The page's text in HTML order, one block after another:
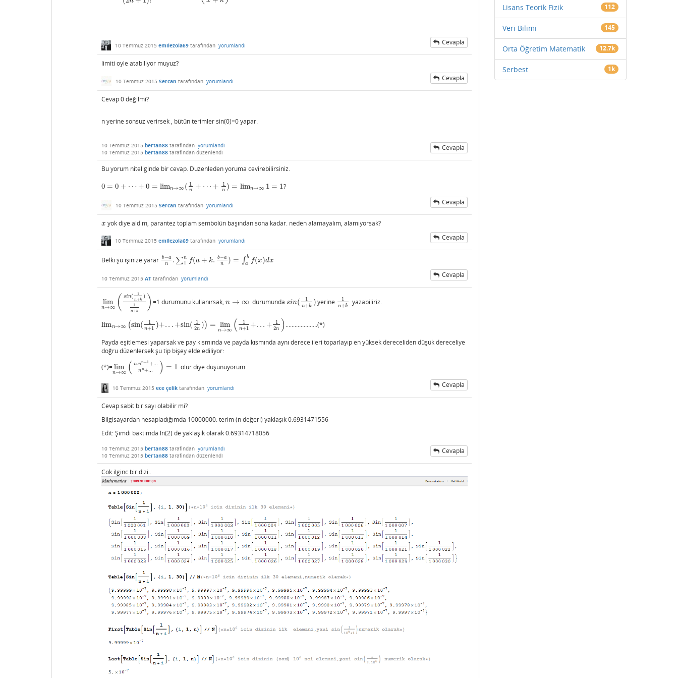
10 Temmuz 2015 emilezola69 tarafından yorumlandı Cevapla
limiti oyle atabiliyor muyuz?
10 Temmuz 2015 Sercan tarafından yorumlandı Cevapla
Cevap 0 değilmi?
n yerine sonsuz verirsek , bütün terimler sin(0)=0 yapar.
10 Temmuz 2015 bertan88 tarafından yorumlandı
10 Temmuz 2015 bertan88 tarafından düzenlendi
Cevapla
Bu yorum niteliginde bir cevap. Duzenleden yoruma cevirebilirsiniz.
0 = 0 + ⋯ + 0 = limn→∞ ( 1
n + ⋯ + 1
n ) = limn→∞ 1 = 1
0 =0+⋯+0 = limn → ∞(1 n+⋯+1n)=limn →∞ 1= 1 ?
10 Temmuz 2015 Sercan tarafından yorumlandı Cevapla
x
x yok diye aldım, parantez toplam sembolün başından sona kadar. neden alamayalım, alamıyorsak?
10 Temmuz 2015 emilezola69 tarafından yorumlandı Cevapla
Belki şu işinize yarar b−a
n
. ∑n
1 f(a + k. b−a
n
) = ∫ b
a
f(x)dx
b−an ∑ 1n (a+k .b−an )=∫ab f(x dx
10 Temmuz 2015 AT tarafından yorumlandı Cevapla
lim
n→∞ ( sin( 1
n+k
)
1
n+k )
limn → ∞(sin(1n+ ) 1n+k)
=1 durumunu kullanırsak, n → ∞
n→∞ durumundasin( 1
n+k )
sin(1 n+k) yerine 1
n+k
1n+k yazabiliriz.
limn→∞ (sin( 1
n+1 )+. . . +sin(
1
2n )) = lim
n→∞ ( 1
n+1 +. . . +
1
2n )
limn→∞( sin(1n+1)+...+sin ( 12n))= limn→ ∞( n+1+ .. +12n) .....................(*)
Payda eşitlemesi yaparsak ve pay kısmında ve payda kısmında aynı derecelileri toparlayıp en yüksek dereceliden düşük dereceliye
doğru düzenlersek şu tip bişey elde ediliyor:
(*)=lim
n→∞ ( n.nn−1+...
nn+... ) = 1
limn → ∞(n.nn−1+ .. nn+ .. )=1
olur diye düşünüyorum.
10 Temmuz 2015 ece çelik tarafından yorumlandı Cevapla
Cevap sabit bir sayı olabilir mi?
Bilgisayardan hesapladığımda 10000000. terim (n değeri) yaklaşık 0.6931471556
Edit: Şimdi baktımda ln(2) de yaklaşık olarak0.69314718056
10 Temmuz 2015 bertan88 tarafından yorumlandı
10 Temmuz 2015 bertan88 tarafından düzenlendi
Cevapla
Cok ilginc bir dizi..
Lisans Teorik Fizik 112
Veri Bilimi 145
Orta Öğretim Matematik 12.7k
Serbest 1k